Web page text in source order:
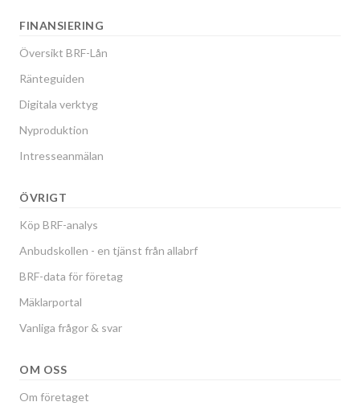
FINANSIERING
Översikt BRF-Lån
Ränteguiden
Digitala verktyg
Nyproduktion
Intresseanmälan
ÖVRIGT
Köp BRF-analys
Anbudskollen - en tjänst från allabrf
BRF-data för företag
Mäklarportal
Vanliga frågor & svar
OM OSS
Om företaget